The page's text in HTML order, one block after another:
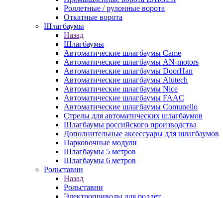
Роллетные / рулонные ворота
Откатные ворота
Шлагбаумы
Назад
Шлагбаумы
Автоматические шлагбаумы Came
Автоматические шлагбаумы AN-motors
Автоматические шлагбаумы DoorHan
Автоматические шлагбаумы Alutech
Автоматические шлагбаумы Nice
Автоматические шлагбаумы FAAC
Автоматические шлагбаумы Comunello
Стрелы для автоматических шлагбаумов
Шлагбаумы российского производства
Дополнительные аксессуары для шлагбаумов
Парковочные модули
Шлагбаумы 5 метров
Шлагбаумы 6 метров
Рольставни
Назад
Рольставни
Электроприводы для роллет